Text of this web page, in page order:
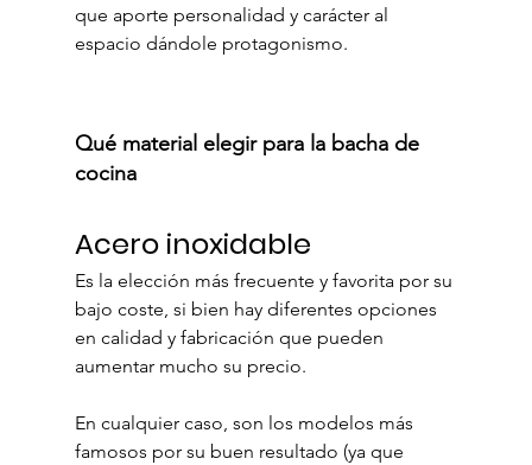
que aporte personalidad y carácter al
espacio dándole protagonismo.
Qué material elegir para la bacha de
cocina
Acero inoxidable
Es la elección más frecuente y favorita por su
bajo coste, si bien hay diferentes opciones
en calidad y fabricación que pueden
aumentar mucho su precio.
En cualquier caso, son los modelos más
famosos por su buen resultado (ya que